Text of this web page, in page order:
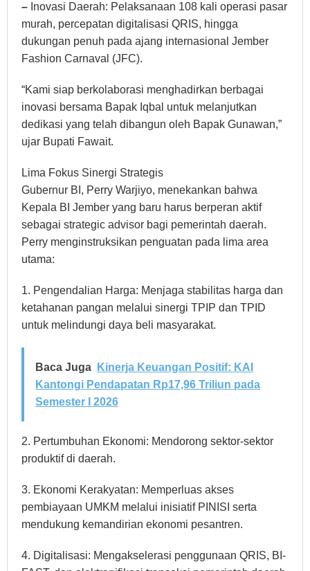
– Inovasi Daerah: Pelaksanaan 108 kali operasi pasar
murah, percepatan digitalisasi QRIS, hingga
dukungan penuh pada ajang internasional Jember
Fashion Carnaval (JFC).
“Kami siap berkolaborasi menghadirkan berbagai
inovasi bersama Bapak Iqbal untuk melanjutkan
dedikasi yang telah dibangun oleh Bapak Gunawan,”
ujar Bupati Fawait.
Lima Fokus Sinergi Strategis
Gubernur BI, Perry Warjiyo, menekankan bahwa
Kepala BI Jember yang baru harus berperan aktif
sebagai strategic advisor bagi pemerintah daerah.
Perry menginstruksikan penguatan pada lima area
utama:
1. Pengendalian Harga: Menjaga stabilitas harga dan
ketahanan pangan melalui sinergi TPIP dan TPID
untuk melindungi daya beli masyarakat.
Baca Juga
Kinerja Keuangan Positif: KAI
Kantongi Pendapatan Rp17,96 Triliun pada
Semester I 2026
2. Pertumbuhan Ekonomi: Mendorong sektor-sektor
produktif di daerah.
3. Ekonomi Kerakyatan: Memperluas akses
pembiayaan UMKM melalui inisiatif PINISI serta
mendukung kemandirian ekonomi pesantren.
4. Digitalisasi: Mengakselerasi penggunaan QRIS, BI-